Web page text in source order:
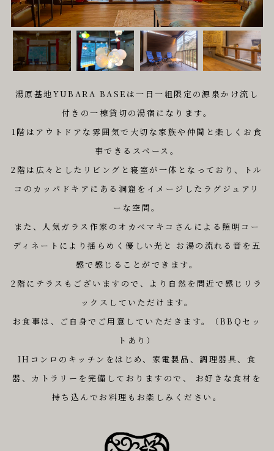
湯原基地YUBARA BASEは⼀⽇⼀組限定の源泉かけ流し
付きの⼀棟貸切の湯宿になります。
1階はアウトドアな雰囲気で大切な家族や仲間と楽しくお⾷
事できるスペース。
2階は広々としたリビングと寝室が一体となっており、トル
コのカッパドキアにある洞窟をイメージしたラグジュアリ
ーな空間。
また、人気ガラス作家のオカベマキコさんによる照明コー
ディネートにより揺らめく優しい光と お湯の流れる音を五
感で感じることができます。
2階にテラスもございますので、より自然を間近で感じリラ
ックスしていただけます。
お⾷事は、ご⾃⾝でご⽤意していただきます。（BBQセッ
トあり）
IHコンロのキッチンをはじめ、家電製品、調理器具、⾷
器、カトラリーを完備しておりますので、
お好きな⾷材を
持ち込んでお料理もお楽しみください。